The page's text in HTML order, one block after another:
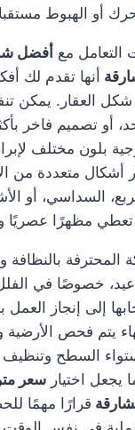
أو الهبوط
التعامل مع أفضل
أنها تقدم لك
العقار. يمكن
أو تصميم فاخر
بلون مختلف
أشكال متعددة من
السداسي، أو
تعطي مظهرًا عصريًا
المحترفة بالنظافة
خصوصًا في
إلى إنجاز
يتم فحص الأرضية
السطح وتنظيف
يجعل اختيار سعر
قرارًا مهمًا